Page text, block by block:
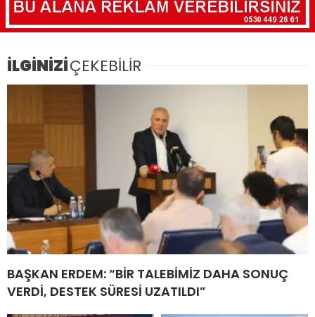
İLGİNİZİÇEKEBİLİR
BAŞKAN ERDEM: “BİR TALEBİMİZ DAHA SONUÇ
VERDİ, DESTEK SÜRESİ UZATILDI”